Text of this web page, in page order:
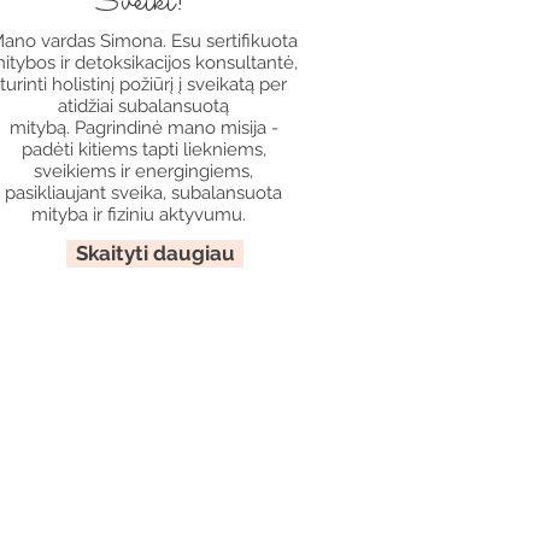
vardas Simona. Esu sertifikuota
ir detoksikacijos konsultantė,
turinti holistinį požiūrį į sveikatą per
atidžiai subalansuotą
mitybą. Pagrindinė mano misija -
padėti kitiems tapti liekniems,
sveikiems ir energingiems,
pasikliaujant sveika, subalansuota
mityba ir fiziniu aktyvumu.
Skaityti daugiau